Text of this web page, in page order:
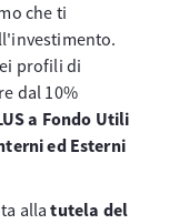
che ti
profili di
dal 10%
a Fondo Utili
ed Esterni
allatutela del